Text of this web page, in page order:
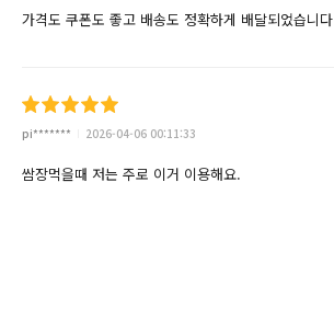
가격도 쿠폰도 좋고 배송도 정확하게 배달되었습니다
pi******* 2026-04-06 00:11:33
쌈장먹을때 저는 주로 이거 이용해요.